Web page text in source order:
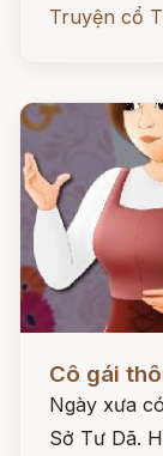
Truyện cổ
Cô gái
Ngày xưa
Sở Tư Dã.